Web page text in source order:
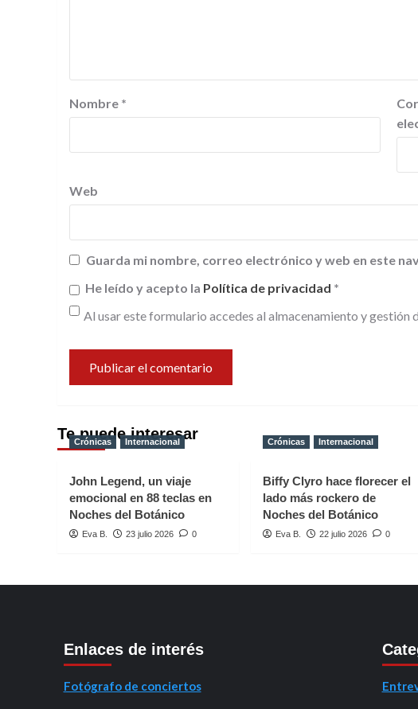
Nombre *
Web
Guarda mi nombre, correo electrónico y web en este
He leído y acepto la Política de privacidad *
Al usar este formulario accedes al almacenamiento y gestión
Te puede interesar
Crónicas Internacional
John Legend, un viaje
emocional en 88 teclas en
Noches del Botánico
Eva B. 23 julio 2026 0
Crónicas Internacional
Biffy Clyro hace florecer el
lado más rockero de
Noches del Botánico
Eva B. 22 julio 2026 0
Enlaces de interés
Fotógrafo de conciertos